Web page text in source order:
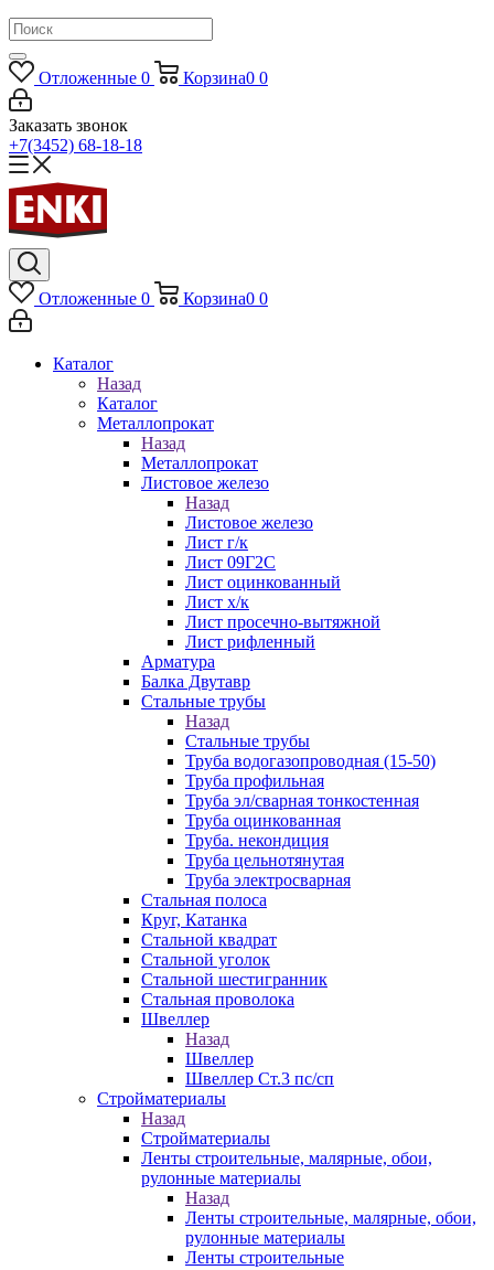
Отложенные 0 Корзина0 0
Заказать звонок
+7(3452) 68-18-18
Отложенные 0 Корзина0 0
Каталог
Назад
Каталог
Металлопрокат
Назад
Металлопрокат
Листовое железо
Назад
Листовое железо
Лист г/к
Лист 09Г2С
Лист оцинкованный
Лист х/к
Лист просечно-вытяжной
Лист рифленный
Арматура
Балка Двутавр
Стальные трубы
Назад
Стальные трубы
Труба водогазопроводная (15-50)
Труба профильная
Труба эл/сварная тонкостенная
Труба оцинкованная
Труба. некондиция
Труба цельнотянутая
Труба электросварная
Стальная полоса
Круг, Катанка
Стальной квадрат
Стальной уголок
Стальной шестигранник
Стальная проволока
Швеллер
Назад
Швеллер
Швеллер Ст.3 пс/сп
Стройматериалы
Назад
Стройматериалы
Ленты строительные, малярные, обои,
рулонные материалы
Назад
Ленты строительные, малярные, обои,
рулонные материалы
Ленты строительные